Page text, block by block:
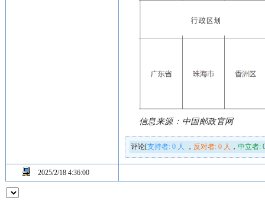
信息来源：中国邮政官网
评论[支持者: 0人 ， 反对者: 0人 ， 中立者:
2025/2/18 4:36:00